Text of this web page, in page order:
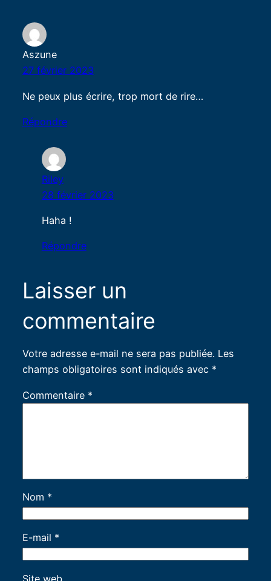
Aszune
27 février 2023
Ne peux plus écrire, trop mort de rire…
Répondre
Riley
28 février 2023
Haha !
Répondre
Laisser un
commentaire
Votre adresse e-mail ne sera pas publiée. Les
champs obligatoires sont indiqués avec *
Commentaire *
Nom *
E-mail *
Site web